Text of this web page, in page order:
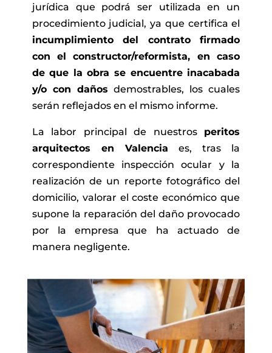
jurídica que podrá ser utilizada en un
procedimiento judicial, ya que certifica el
incumplimiento del contrato firmado
con el constructor/reformista, en caso
de que la obra se encuentre inacabada
y/o con daños demostrables, los cuales
serán reflejados en el mismo informe.
La labor principal de nuestros peritos
arquitectos en Valencia es, tras la
correspondiente inspección ocular y la
realización de un reporte fotográfico del
domicilio, valorar el coste económico que
supone la reparación del daño provocado
por la empresa que ha actuado de
manera negligente.